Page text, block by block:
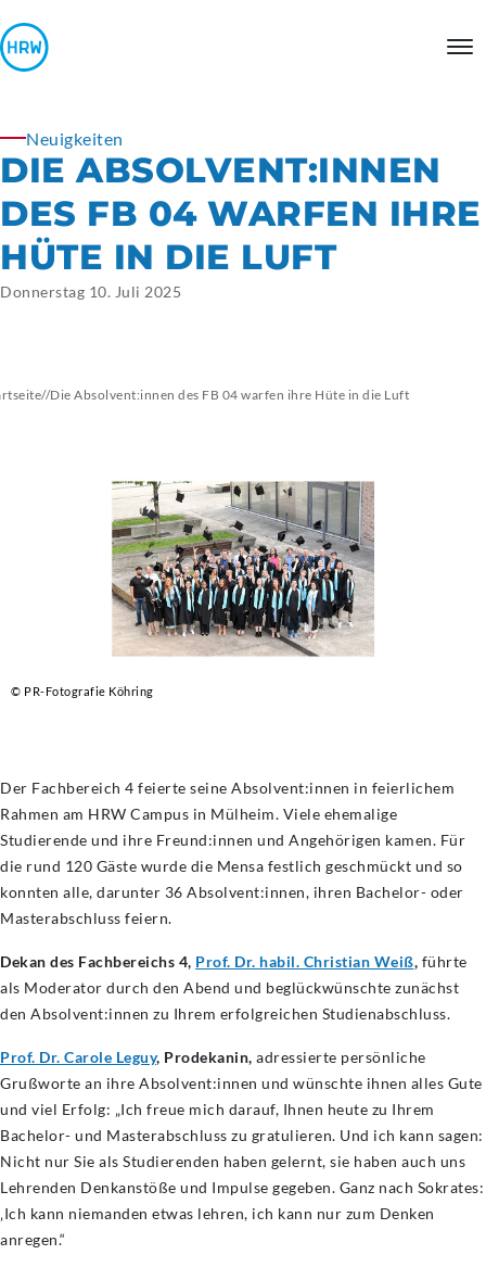
Neuigkeiten
DIEABSOLVENT:INNEN
DES FB 04 WARFEN IHRE
HÜTE IN DIE LUFT
Donnerstag 10. Juli 2025
//Die Absolvent:innen des FB 04 warfen ihre Hüte in die Luft
© PR-Fotografie Köhring
Der Fachbereich 4 feierte seine Absolvent:innen in feierlichem
Rahmen am HRW Campus in Mülheim. Viele ehemalige
Studierende und ihre Freund:innen und Angehörigen kamen. Für
die rund 120 Gäste wurde die Mensa festlich geschmückt und so
konnten alle, darunter 36 Absolvent:innen, ihren Bachelor- oder
Masterabschluss feiern.
Dekan des Fachbereichs 4, Prof. Dr. habil. Christian Weiß, führte
als Moderator durch den Abend und beglückwünschte zunächst
den Absolvent:innen zu Ihrem erfolgreichen Studienabschluss.
Prof. Dr. Carole Leguy, Prodekanin, adressierte persönliche
Grußworte an ihre Absolvent:innen und wünschte ihnen alles Gute
und viel Erfolg: „Ich freue mich darauf, Ihnen heute zu Ihrem
Bachelor- und Masterabschluss zu gratulieren. Und ich kann sagen:
Nicht nur Sie als Studierenden haben gelernt, sie haben auch uns
Lehrenden Denkanstöße und Impulse gegeben. Ganz nach Sokrates:
‚Ich kann niemanden etwas lehren, ich kann nur zum Denken
anregen.“